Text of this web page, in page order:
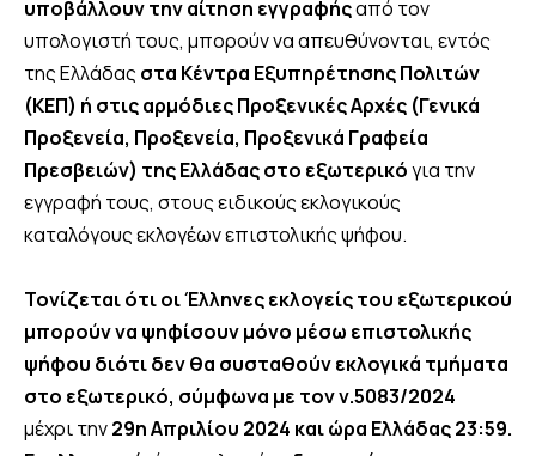
υποβάλλουν την αίτηση εγγραφήςαπό τον
υπολογιστή τους, μπορούν να απευθύνονται, εντός
της Ελλάδας στα Κέντρα Εξυπηρέτησης Πολιτών
(ΚΕΠ) ή στις αρμόδιες Προξενικές Αρχές (Γενικά
Προξενεία, Προξενεία, Προξενικά Γραφεία
Πρεσβειών) της Ελλάδας στο εξωτερικόγια την
εγγραφή τους, στους ειδικούς εκλογικούς
καταλόγους εκλογέων επιστολικής ψήφου.
Τονίζεται ότι οι Έλληνες εκλογείς του εξωτερικού
μπορούν να ψηφίσουν μόνο μέσω επιστολικής
ψήφου διότι δεν θα συσταθούν εκλογικά τμήματα
στο εξωτερικό, σύμφωνα με τον ν.5083/2024
μέχρι την29η Απριλίου 2024 και ώρα Ελλάδας 23:59.